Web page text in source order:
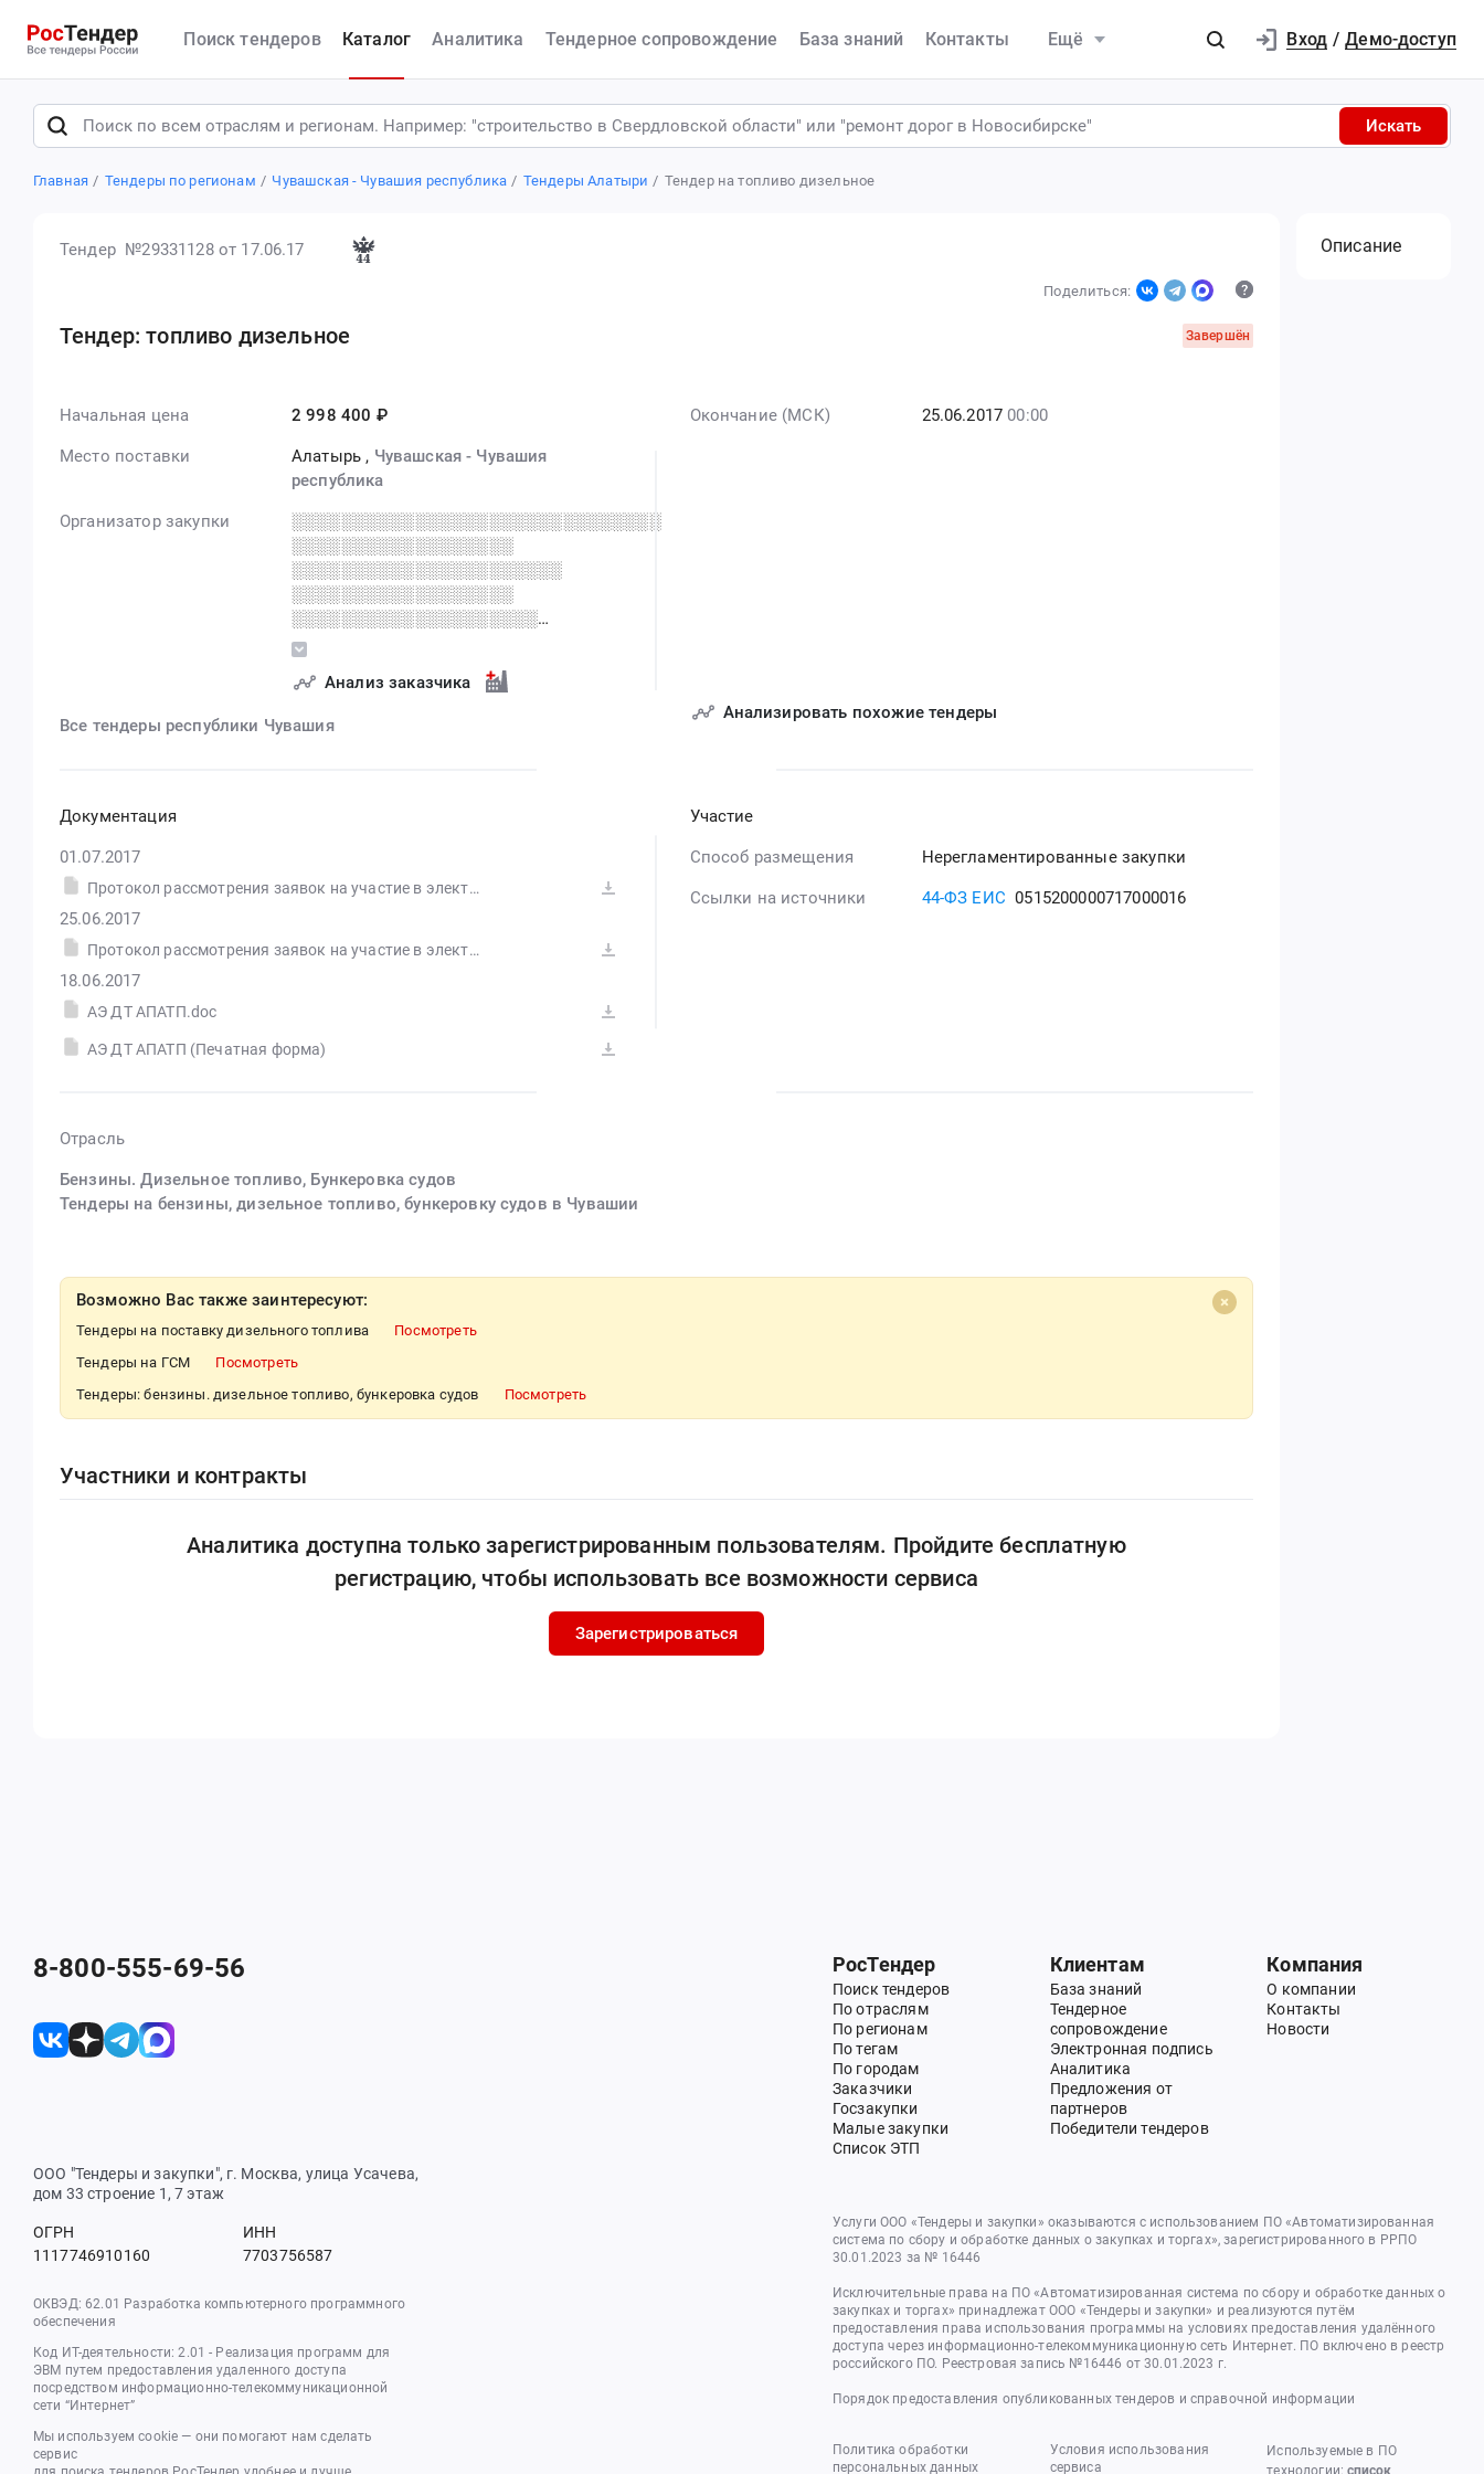
Поиск тендеров Каталог Аналитика Тендерное сопровождение База знаний Контакты Ещё Вход / Демо-доступ
Искать
Главная Тендеры по регионам Чувашская - Чувашия республика Тендеры Алатыри Тендер на топливо дизельное
Тендер №29331128от 17.06.17
Поделиться:
Тендер: топливо дизельное Завершён
Начальная цена 2 998 400 ₽
Место поставки Алатырь , Чувашская - Чувашия
республика
Организатор закупки
░░░░░░░░░░░░░░░░░░░░░░░░░░░░░░
░░░░░░░░░░░░░░░░░░
░░░░░░░░░░░░░░░░░░░░░░
░░░░░░░░░░░░░░░░░░
░░░░░░░░░░░░░░░░░░░░
░░░░░░░░░░░░░░░░░░░░░░░░░░░░░░
░░░░░░░░░░░░░░░░░░░░░░░░
░░░░░░░░░░░░░░░░░░░░ ░░
Анализ заказчика
Все тендеры республики Чувашия
Окончание (МСК) 25.06.2017 00:00
Анализировать похожие тендеры
Документация
01.07.2017
Протокол рассмотрения заявок на участие в электронном аукционе от 25.06.2017 №0515200000717000016-1
25.06.2017
Протокол рассмотрения заявок на участие в электронном аукционе от 25.06.2017 №0515200000717000016-1 (Печатная форма)
18.06.2017
АЭ ДТ АПАТП.doc
АЭ ДТ АПАТП (Печатная форма)
Участие
Способ размещения Нерегламентированные закупки
Ссылки на источники 44-ФЗ ЕИС 0515200000717000016
Отрасль
Бензины. Дизельное топливо, Бункеровка судов
Тендеры на бензины, дизельное топливо, бункеровку судов в Чувашии
Возможно Вас также заинтересуют:
Тендеры на поставку дизельного топлива
Посмотреть
Тендеры на ГСМ
Посмотреть
Тендеры: бензины. дизельное топливо, бункеровка судов
Посмотреть
Участники и контракты
Аналитика доступна только зарегистрированным пользователям. Пройдите бесплатную
регистрацию, чтобы использовать все возможности сервиса
Зарегистрироваться
Описание
8-800-555-69-56
ООО "Тендеры и закупки", г. Москва, улица Усачева,
дом 33 строение 1, 7 этаж
ОГРН
1117746910160
ИНН
7703756587
ОКВЭД: 62.01 Разработка компьютерного программного
обеспечения
Код ИТ-деятельности: 2.01 - Реализация программ для
ЭВМ путем предоставления удаленного доступа
посредством информационно-телекоммуникационной
сети “Интернет”
Мы используем cookie — они помогают нам сделать
сервис
РосТендер
Поиск тендеров
По отраслям
По регионам
По тегам
По городам
Заказчики
Госзакупки
Малые закупки
Список ЭТП
Клиентам
База знаний
Тендерное
сопровождение
Электронная подпись
Аналитика
Предложения от
партнеров
Победители тендеров
Компания
О компании
Контакты
Новости
Услуги ООО «Тендеры и закупки» оказываются с использованием ПО «Автоматизированная
система по сбору и обработке данных о закупках и торгах», зарегистрированного в РРПО
30.01.2023 за № 16446
Исключительные права на ПО «Автоматизированная система по сбору и обработке данных о
закупках и торгах» принадлежат ООО «Тендеры и закупки» и реализуются путём
предоставления права использования программы на условиях предоставления удалённого
доступа через информационно-телекоммуникационную сеть Интернет. ПО включено в реестр
российского ПО. Реестровая запись №16446 от 30.01.2023 г.
Порядок предоставления опубликованных тендеров и справочной информации
Политика обработки
персональных данных
Условия использования
сервиса
Используемые в ПО
технологии:список